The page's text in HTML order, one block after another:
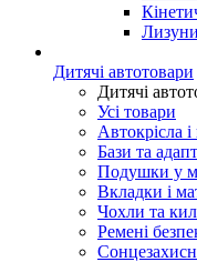
Дитячі автотовари
Дитячі
Усі товари
Автокрісла
Бази та
Подушки у
Вкладки і
Чохли та
Ремені